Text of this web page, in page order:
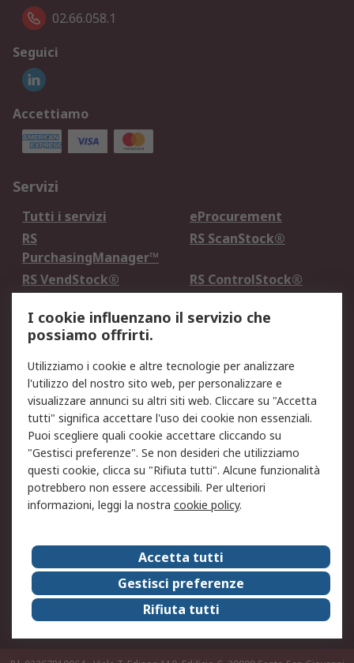
02.66.058.1
Seguici
Accettiamo
Servizi
Tutti i servizi
eProcurement
RS
PurchasingManager™
RS ScanStock®
RS VendStock®
RS ControlStock®
Legale
Informativa Cookie
Informativa Privacy -
Aggiornata
Email Security
Termini d'uso
Condizioni di vendita
Condizioni generali di
servizio
Etica e responsabilità
Chi Siamo
Chi Siamo
Contattaci
Supporto
ESG
Carriere
RS Group
Press Centre
Discovery: il Blog di RS
I cookie influenzano il servizio che
possiamo offrirti.
Utilizziamo i cookie e altre tecnologie per analizzare
l'utilizzo del nostro sito web, per personalizzare e
visualizzare annunci su altri siti web. Cliccare su "Accetta
tutti" significa accettare l'uso dei cookie non essenziali.
Puoi scegliere quali cookie accettare cliccando su
"Gestisci preferenze". Se non desideri che utilizziamo
questi cookie, clicca su "Rifiuta tutti". Alcune funzionalità
potrebbero non essere accessibili. Per ulteriori
informazioni, leggi la nostra cookie policy.
Accetta tutti
Gestisci preferenze
Rifiuta tutti